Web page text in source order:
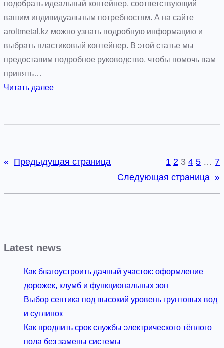
о
б
и
л
а
,
з
а
к
д
подобрать идеальный контейнер, соответствующий
вашим индивидуальным потребностям. А на сайте
aroltmetal.kz можно узнать подробную информацию и
выбрать пластиковый контейнер. В этой статье мы
предоставим подробное руководство, чтобы помочь вам
принять…
Читать далее:
е
а
л
ь
н
ы
« Предыдущая страница 1 2 3 4 5 … 7
Следующая страница »
Latest news
Как благоустроить дачный участок: оформление
дорожек, клумб и функциональных зон
Выбор септика под высокий уровень грунтовых вод
и суглинок
Как продлить срок службы электрического тёплого
пола без замены системы